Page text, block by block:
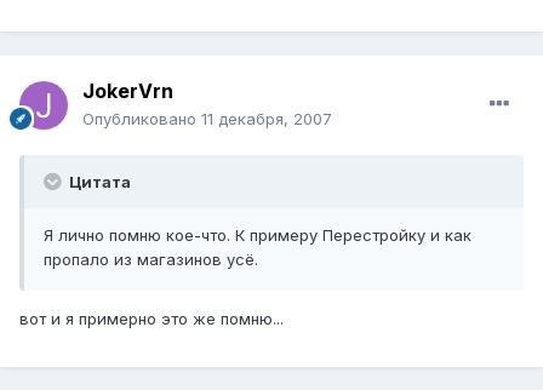
JokerVrn
Опубликовано 11 декабря, 2007
Цитата
Я лично помню кое-что. К примеру Перестройку и как
пропало из магазинов усё.
вот и я примерно это же помню...